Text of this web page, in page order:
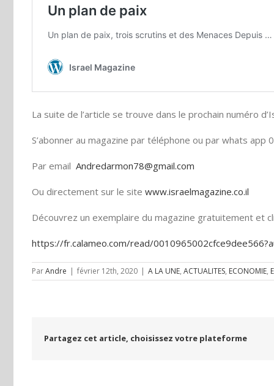
La suite de l’article se trouve dans le prochain numéro
S’abonner au magazine par téléphone ou par whats
Par email Andredarmon78@gmail.com
Ou directement sur le site www.israelmagazine.co.il
Découvrez un exemplaire du magazine gratuitement et
https://fr.calameo.com/read/
ParAndre | février 12th, 2020 | A LA UNE, ACTUALITES, ECONOMIE,
Partagez cet article, choisissez votre plateforme